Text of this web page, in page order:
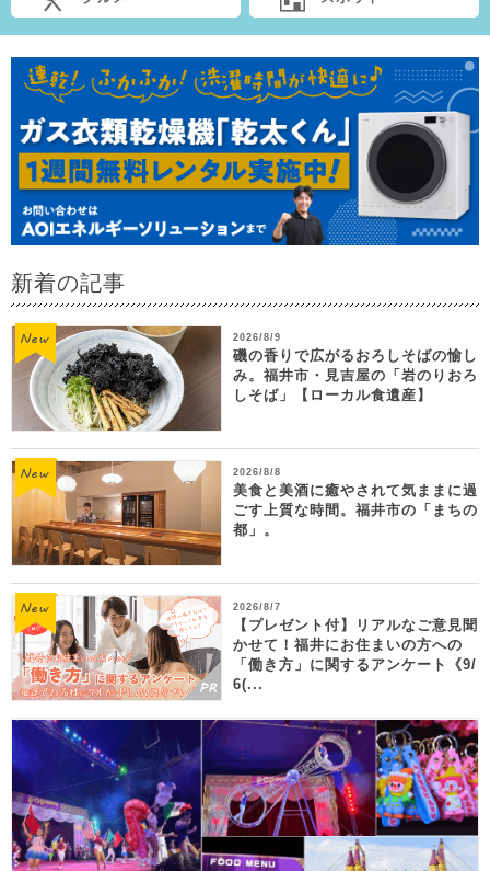
新着の記事
2026/8/9
磯の香りで広がるおろしそばの愉し
み。福井市・見吉屋の「岩のりおろ
しそば」【ローカル食遺産】
2026/8/8
美食と美酒に癒やされて気ままに過
ごす上質な時間。福井市の「まちの
都」。
2026/8/7
【プレゼント付】リアルなご意見聞
かせて！福井にお住まいの方への
「働き方」に関するアンケート《9/
6(...